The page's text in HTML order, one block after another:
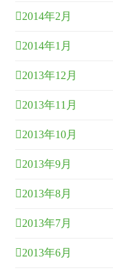
2014年2月
2014年1月
2013年12月
2013年11月
2013年10月
2013年9月
2013年8月
2013年7月
2013年6月